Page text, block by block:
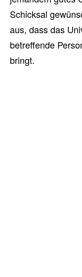
Schicksal
aus, dass das
betreffende
bringt.